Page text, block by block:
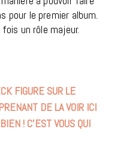
pour le premier album.
un rôle majeur.
FIGURE SUR LE
DE LA VOIR ICI
! C’EST VOUS QUI